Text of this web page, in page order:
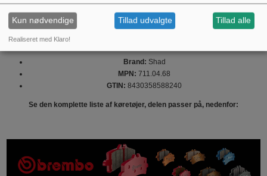
inspektion kan forhindre problemer og forlænge levetiden på både holderen
og de tilsluttede dele.
Brand: Shad
MPN: 711.04.68
GTIN: 8430358588240
Se den komplette liste af køretøjer, delen passer på, nedenfor:
Kun nødvendige Tillad udvalgte Tillad alle
Realiseret med Klaro!